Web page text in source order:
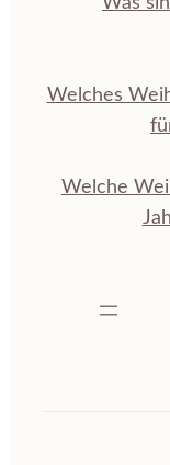
Welches
Welche